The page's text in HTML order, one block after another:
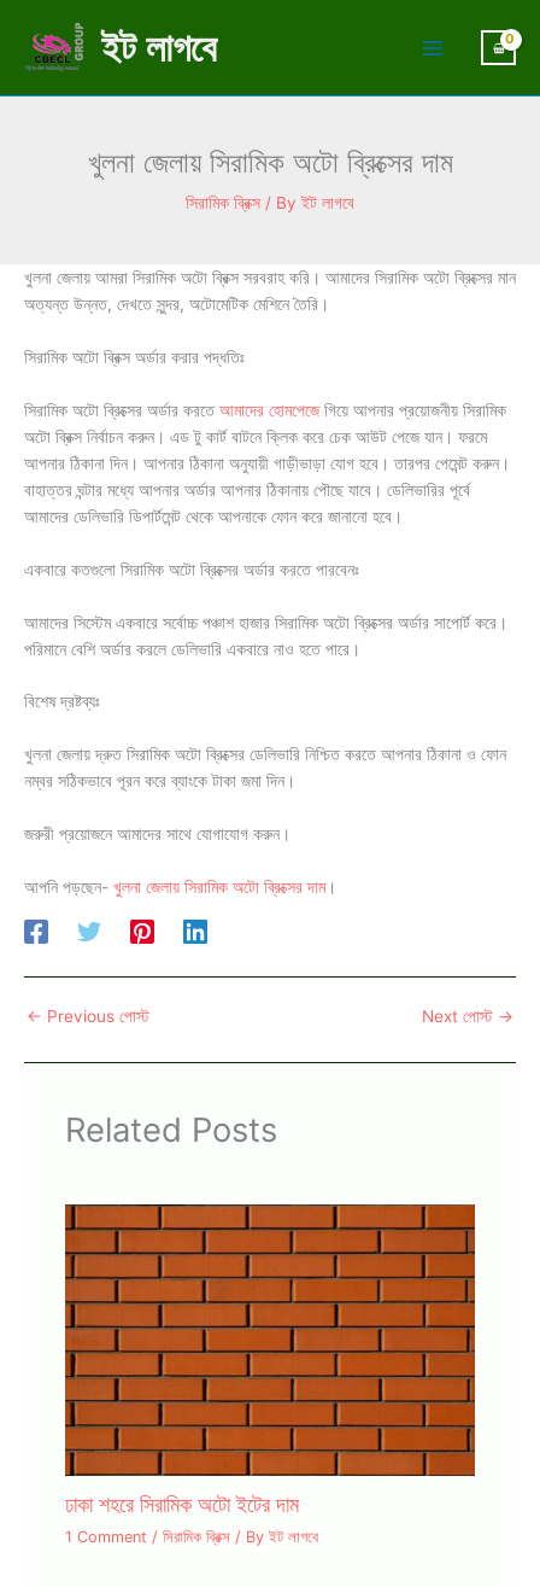
content
ইট লাগবে
খুলনা জেলায় সিরামিক অটো ব্রিক্সের দাম
সিরামিক ব্রিক্স / By ইট লাগবে
খুলনা জেলায় আমরা সিরামিক অটো ব্রিক্স সরবরাহ করি। আমাদের সিরামিক অটো ব্রিক্সের মান
অত্যন্ত উন্নত, দেখতে সুন্দর, অটোমেটিক মেশিনে তৈরি।
সিরামিক অটো ব্রিক্স অর্ডার করার পদ্ধতিঃ
সিরামিক অটো ব্রিক্সের অর্ডার করতেআমাদের হোমপেজেগিয়ে আপনার প্রয়োজনীয় সিরামিক
অটো ব্রিক্স নির্বাচন করুন। এড টু কার্ট বাটনে ক্লিক করে চেক আউট পেজে যান। ফরমে
আপনার ঠিকানা দিন। আপনার ঠিকানা অনুযায়ী গাড়ীভাড়া যোগ হবে। তারপর পেমেন্ট করুন।
বাহাত্তর ঘন্টার মধ্যে আপনার অর্ডার আপনার ঠিকানায় পৌছে যাবে। ডেলিভারির পূর্বে
আমাদের ডেলিভারি ডিপার্টমেন্ট থেকে আপনাকে ফোন করে জানানো হবে।
একবারে কতগুলো সিরামিক অটো ব্রিক্সের অর্ডার করতে পারবেনঃ
আমাদের সিস্টেম একবারে সর্বোচ্চ পঞ্চাশ হাজার সিরামিক অটো ব্রিক্সের অর্ডার সাপোর্ট করে।
পরিমানে বেশি অর্ডার করলে ডেলিভারি একবারে নাও হতে পারে।
বিশেষ দ্রষ্টব্যঃ
খুলনা জেলায় দ্রুত সিরামিক অটো ব্রিক্সের ডেলিভারি নিশ্চিত করতে আপনার ঠিকানা ও ফোন
নম্বর সঠিকভাবে পূরন করে ব্যাংকে টাকা জমা দিন।
জরুরী প্রয়োজনে আমাদের সাথে যোগাযোগ করুন।
আপনি পড়ছেন- খুলনা জেলায় সিরামিক অটো ব্রিক্সের দাম।
← Previous পোস্ট Next পোস্ট →
Related Posts
ঢাকা শহরে সিরামিক অটো ইটের দাম
1 Comment /সিরামিক ব্রিক্স / Byইট লাগবে